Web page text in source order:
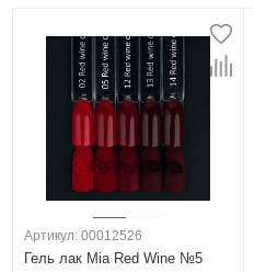
Артикул: 00012526
Гель лак Mia Red Wine №5